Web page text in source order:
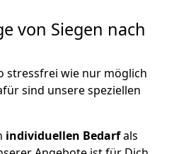
von Siegen nach
stressfrei wie nur möglich
sind unsere speziellen
individuellen Bedarfals